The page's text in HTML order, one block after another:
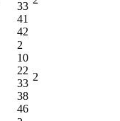
33
41
42
2
10
22
33
38
46
2